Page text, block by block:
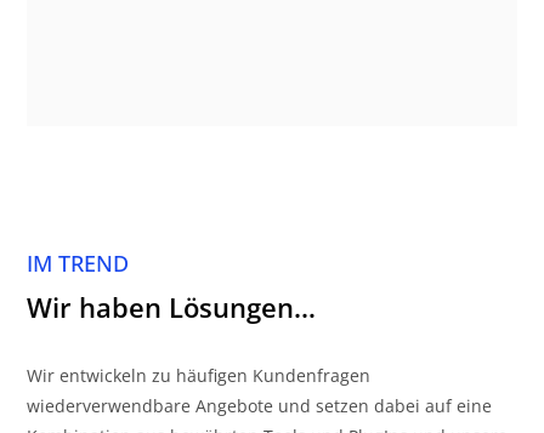
IM TREND
Wir haben Lösungen…
Wir entwickeln zu häufigen Kundenfragen
wiederverwendbare Angebote und setzen dabei auf eine